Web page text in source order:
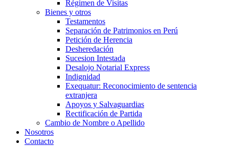
Régimen de Visitas
Bienes y otros
Testamentos
Separación de Patrimonios en Perú
Petición de Herencia
Desheredación
Sucesion Intestada
Desalojo Notarial Express
Indignidad
Exequatur: Reconocimiento de sentencia
extranjera
Apoyos y Salvaguardias
Rectificación de Partida
Cambio de Nombre o Apellido
Nosotros
Contacto